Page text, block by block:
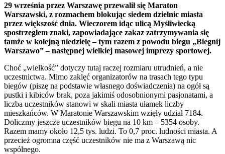
29 września przez Warszawę przewalił się Maraton
Warszawski, z rozmachem blokując siedem dzielnic miasta
przez większość dnia. Wieczorem idąc ulicą Myśliwiecką
spostrzegłem znaki, zapowiadające zakaz zatrzymywania się
tamże w kolejną niedzielę – tym razem z powodu biegu „Biegnij
Warszawo” – następnej wielkiej masowej imprezy sportowej.
Choć „wielkość” dotyczy tutaj raczej rozmiaru utrudnień, a nie
uczestnictwa. Mimo zaklęć organizatorów na trasach tego typu
biegów (piszę na podstawie własnego doświadczenia) na ogół są
pustki i kibiców brak, poza jakimiś odosobnionymi pasjonatami, a
liczba uczestników stanowi w skali miasta ułamek liczby
mieszkańców. W Maratonie Warszawskim wzięły udział 7184.
Doliczmy jeszcze uczestników biegu na 10 km – 5354 osoby.
Razem mamy około 12,5 tys. ludzi. To 0,7 proc. ludności miasta. A
przecież ogromna część uczestników nie ma z Warszawą nic
wspólnego.